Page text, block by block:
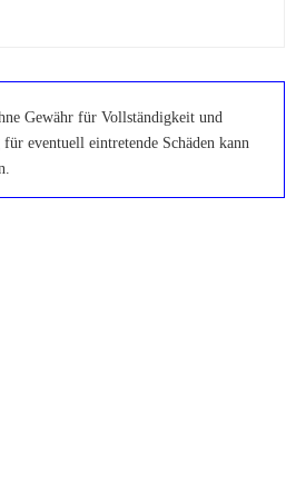
Gewähr für Vollständigkeit und
eventuell eintretende Schäden kann